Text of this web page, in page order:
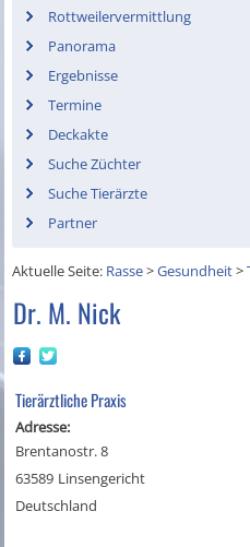
Rottweilervermittlung
Panorama
Ergebnisse
Termine
Deckakte
Suche Züchter
Suche Tierärzte
Partner
Aktuelle Seite: Rasse>Gesundheit>
Dr. M. Nick
Tierärztliche Praxis
Adresse:
Brentanostr. 8
63589 Linsengericht
Deutschland